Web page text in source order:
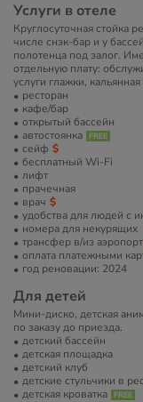
Услуги в отеле
Круглосуточная стойка
числе снэк-бар и у
полотенца под залог.
отдельную плату:
услуги глажки,
ресторан
кафе/бар
открытый бассейн
автостоянка
сейф
бесплатный Wi-Fi
лифт
прачечная
врач
удобства для людей с
номера для некурящих
трансфер в/из
оплата платежными
год реновации: 2024
Для детей
Мини-диско, детская
по заказу до приезда.
детский бассейн
детская площадка
детский клуб
детские стульчики в
детская кроватка